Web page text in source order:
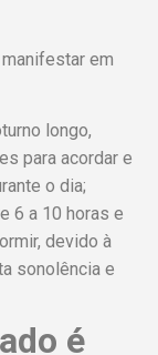
em
longo,
para acordar e
o dia;
6 a 10 horas e
devido à
sonolência e
é